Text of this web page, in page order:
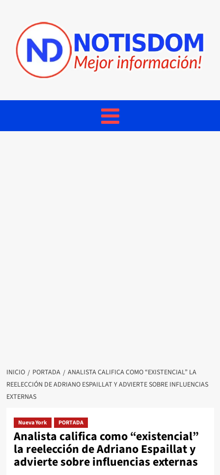
INICIO PORTADA
ANALISTA CALIFICA COMO “EXISTENCIAL” LA
REELECCIÓN DE ADRIANO ESPAILLAT Y ADVIERTE SOBRE INFLUENCIAS
EXTERNAS
Nueva York PORTADA
Analista califica como “existencial”
la reelección de Adriano Espaillat y
advierte sobre influencias externas